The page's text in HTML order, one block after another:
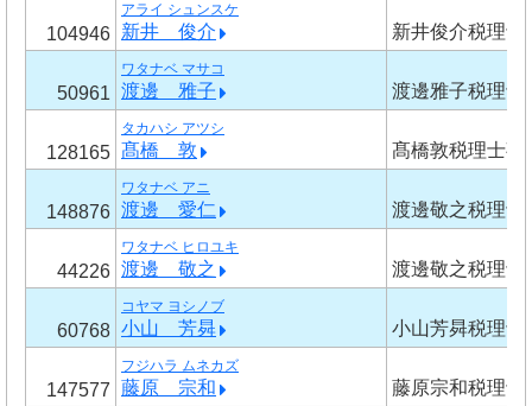
104946
アライ シュンスケ
新井 俊介 新井俊介税理士
50961
ワタナベ マサコ
渡邊 雅子 渡邊雅子税理士
128165
タカハシ アツシ
髙橋 敦 髙橋敦税理士事
148876
ワタナベ アニ
渡邊 愛仁 渡邊敬之税理士
44226
ワタナベ ヒロユキ
渡邊 敬之 渡邊敬之税理士
60768
コヤマ ヨシノブ
小山 芳曻 小山芳曻税理士
147577
フジハラ ムネカズ
藤原 宗和 藤原宗和税理士